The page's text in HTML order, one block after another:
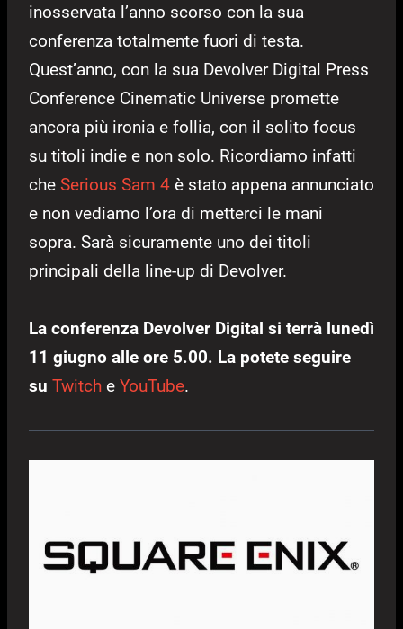
inosservata l’anno scorso con la sua
conferenza totalmente fuori di testa.
Quest’anno, con la sua Devolver Digital Press
Conference Cinematic Universe promette
ancora più ironia e follia, con il solito focus
su titoli indie e non solo. Ricordiamo infatti
che Serious Sam 4 è stato appena annunciato
e non vediamo l’ora di metterci le mani
sopra. Sarà sicuramente uno dei titoli
principali della line-up di Devolver.
La conferenza Devolver Digital si terrà lunedì
11 giugno alle ore 5.00. La potete seguire
su Twitch e YouTube.